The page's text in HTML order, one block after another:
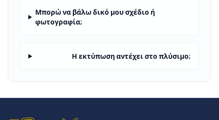
Μπορώ να βάλω δικό μου σχέδιο ή
φωτογραφία;
Η εκτύπωση αντέχει στο πλύσιμο;